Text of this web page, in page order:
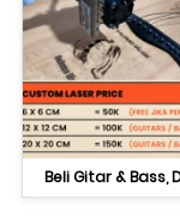
Beli Gitar & Bass,